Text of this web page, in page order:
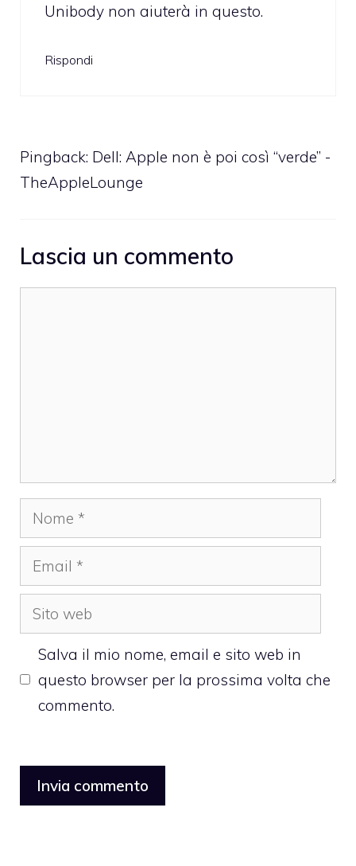
Unibody non aiuterà in questo.
Rispondi
Pingback: Dell: Apple non è poi così “verde” -
TheAppleLounge
Lascia un commento
Nome
Email
Sito
web
Salva il mio nome, email e sito web in
questo browser per la prossima volta che
commento.